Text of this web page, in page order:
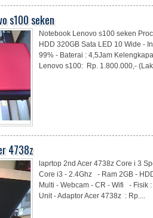
s100 seken
Notebook Lenovo s100 seken
HDD 320GB Sata LED 10 Wide -
99% - Baterai : 4,5Jam
Lenovo s100: Rp. 1.800.000,-
4738z
laprtop 2nd Acer 4738z Core i 3
Core i3 - 2.4Ghz - Ram 2GB -
Multi - Webcam - CR - Wifi - Fisik
Unit - Adaptor Acer 4738z : Rp....